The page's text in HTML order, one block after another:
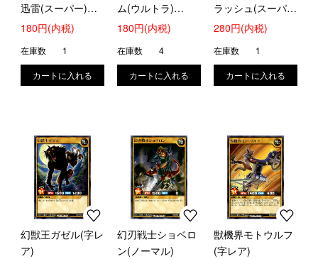
迅雷(スーパー)
(RD/KP07-JP037)
180円(内税)
在庫数 1
ム(ウルトラ)
(RD/GRP1-JP014)
180円(内税)
在庫数 4
ラッシュ(スーパ
ー)(RD/MAX2-
280円(内税)
在庫数 1
幻獣王ガゼル(字レ
ア)
幻刃戦士ショベロ
ン(ノーマル)
獣機界モトウルフ
(字レア)